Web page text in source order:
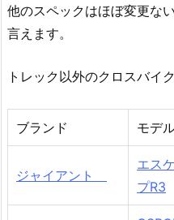
他のスペックはほぼ変更な
言えます。
トレック以外のクロスバイ
ブランド モデ
ジャイアント
エス
プR3